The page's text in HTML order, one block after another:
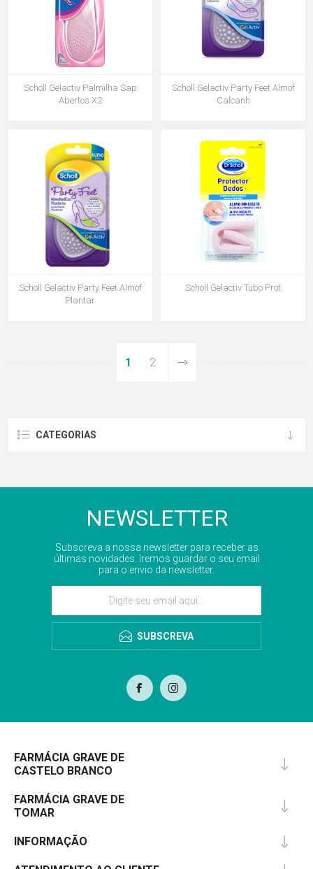
Scholl Gelactiv Palmilha Sap
Abertos X2
Scholl Gelactiv Party Feet Almof
Calcanh
Scholl Gelactiv Party Feet Almof
Plantar
Scholl Gelactiv Tubo Prot
1 2
CATEGORIAS
NEWSLETTER
Subscreva a nossa newsletter para receber as
últimas novidades. Iremos guardar o seu email
para o envio da newsletter.
SUBSCREVA
FARMÁCIA GRAVE DE
CASTELO BRANCO
FARMÁCIA GRAVE DE
TOMAR
INFORMAÇÃO